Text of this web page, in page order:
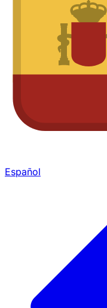
Español